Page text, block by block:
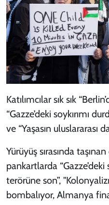
Katılımcılar sık sık
“Gazze’deki soykırımı
ve “Yaşasın uluslararası
Yürüyüş sırasında
pankartlarda “Gazze’deki
terörüne son”,
bombalıyor, Almanya